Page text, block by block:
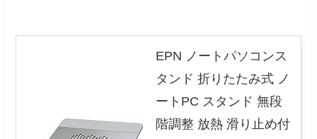
EPN ノートパソコンス
タンド 折りたたみ式 ノ
ートPC スタンド 無段
階調整 放熱 滑り止め付